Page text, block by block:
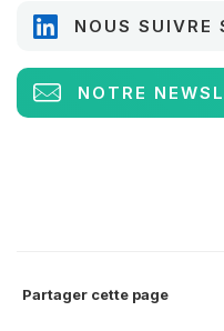
NOUS SUIVRE
NOTRE
Partager cette page